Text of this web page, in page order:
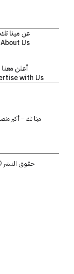
عن مينا تك
About Us
أعلن معنا
with Us
مينا تك – أكبر
حقوق النشر © 2026 مينا تك. جميع الحقوق